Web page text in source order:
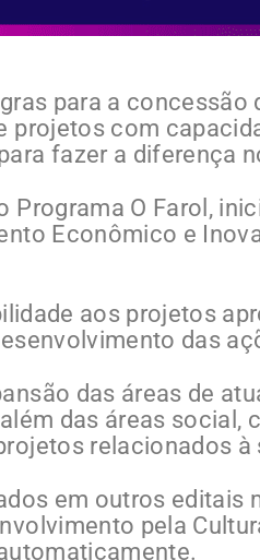
para a concessão
com
fazer a diferença
Programa O Farol,
Econômico e
aos projetos
das
das áreas de
das áreas social,
relacionados à
em outros editais
pela